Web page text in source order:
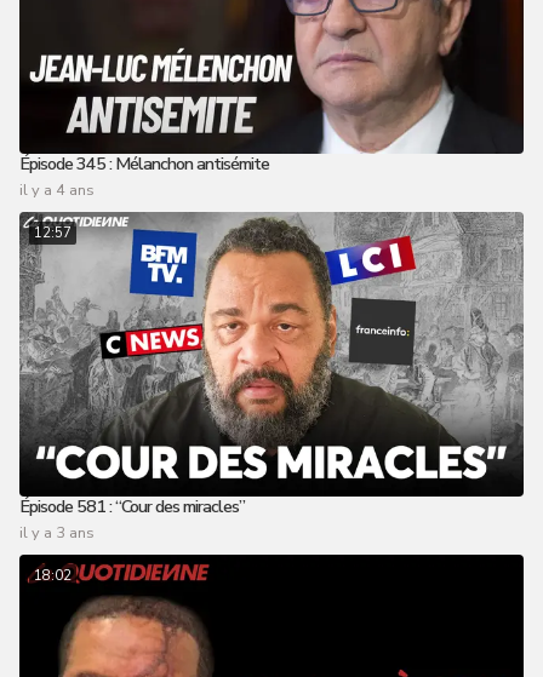
Épisode 345 : Mélanchon antisémite
il y a 4 ans
12:57
Épisode 581 : “Cour des miracles”
il y a 3 ans
18:02